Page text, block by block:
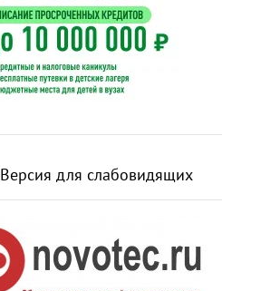
Версия для слабовидящих